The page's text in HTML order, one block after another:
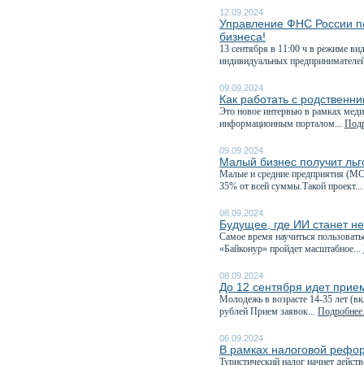
12.09.2024
Управление ФНС России
бизнеса!
13 сентября в 11:00 ч в режиме
индивидуальных
09.09.2024
Как работать с
Это новое интервью в рамках
информационным порталом...
09.09.2024
Малый бизнес получит
Малые и средние предприятия
35% от всей суммы.Такой проект...
08.09.2024
Будущее, где ИИ станет
Самое время научиться
«Байконур» пройдет масштабное...
08.09.2024
До 12 сентября идет
Молодежь в возрасте 14-35 лет
рублей Прием заявок...
06.09.2024
В рамках налоговой
Туристический налог начнет